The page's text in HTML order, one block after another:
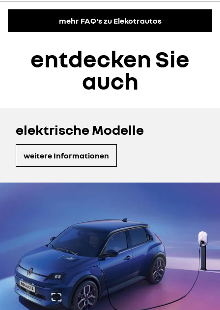
relevanten Komponenten überprüft.
Ladesystem und die Ladebuchse überprüft, um sicherzustellen,
dass sie in gutem Zustand sind und einwandfrei funktionieren.
mehr FAQ's zu Elekotrautos
entdecken Sie
auch
elektrische Modelle
weitere Informationen